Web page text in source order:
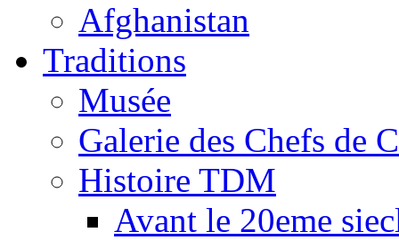
Afghanistan
Traditions
Musée
Galerie des Chefs de
Histoire TDM
Avant le 20eme